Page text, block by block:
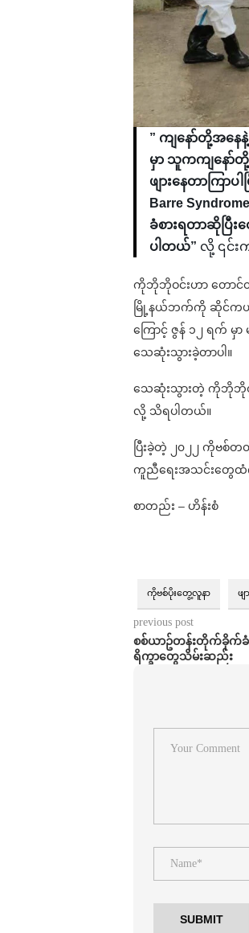
” ကျနော်တို့အန
မှာ သူကကျနော်တို့
ဖျားနေတာကြာ
Barre
ခံစားရတာဆိုပြီး
ပါတယ်” လို့ ၎င်း
ကိုဘိုဘိုဝင်းဟာ တောင်
မြို့နယ်ဘက်ကို ဆိုင်ကယ်နဲ့သွ
ကြောင့် ဇွန် ၁၂ ရက်
သေဆုံးသွားခဲ့တာပါ။
သေဆုံးသွားတဲ့ ကိုဘိုဘိုဝင်
လို့ သိရပါတယ်။
ပြီးခဲ့တဲ့ ၂၀၂၂ ကိုဗ
ကူညီရေးအသင်းတွေထံက
စာတည်း – ဟိန်းစံ
ကိုဗစ်ပိုးတွေ့လူနာ ဖျ
previous post
စစ်ယာဥ်တန်းတိုက်ခိုက်ခံရ
ရိက္ခာတွေသိမ်းဆည်း